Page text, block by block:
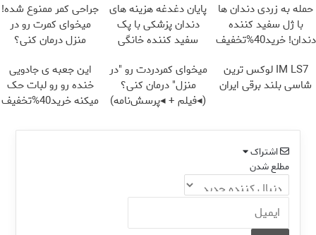
حمله به زردی دندان ها
با ژل سفید کننده
دندان! خرید40%تخفیف
پایان دغدغه هزینه های
دندان پزشکی با پک
سفید کننده خانگی
جراحی کمر ممنوع شده!
میخوای کمرت رو در
منزل درمان کنی؟
IM LS7 لوکس ترین
شاسی بلند برقی ایران
میخوای کمردردت رو "در
منزل" درمان کنی؟
(◂فیلم + ◂پرسش‌نامه)
این جعبه ی جادویی
خنده رو رو لبات حک
میکنه خرید40%تخفیف
اشتراک
مطلع شدن